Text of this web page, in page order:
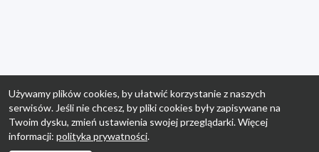
Używamy plików cookies, by ułatwić korzystanie z naszych
serwisów. Jeśli nie chcesz, by pliki cookies były zapisywane na
Twoim dysku, zmień ustawienia swojej przeglądarki. Więcej
informacji: polityka prywatności.